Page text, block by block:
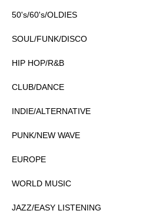
50's/60's/OLDIES
SOUL/FUNK/DISCO
HIP HOP/R&B
CLUB/DANCE
INDIE/ALTERNATIVE
PUNK/NEW WAVE
EUROPE
WORLD MUSIC
JAZZ/EASY LISTENING